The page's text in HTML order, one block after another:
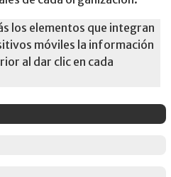
los elementos que integran
móviles la información
al dar clic en cada